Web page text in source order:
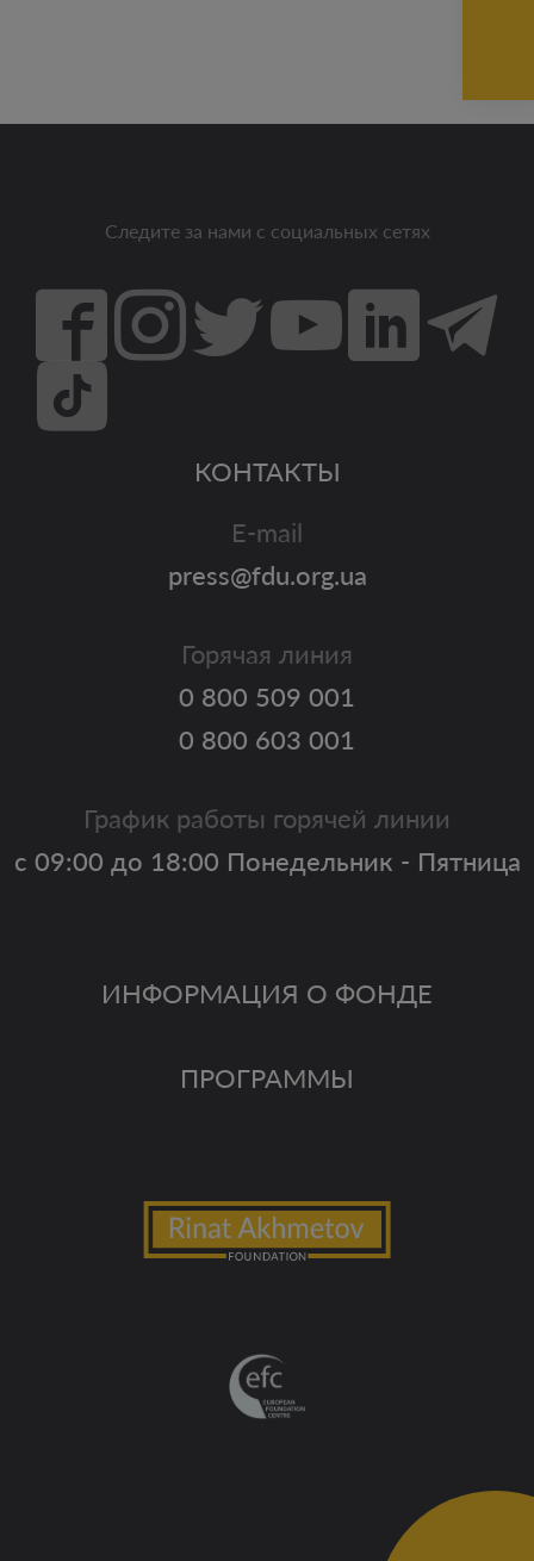
Следите за нами с социальных сетях
ИНФОРМАЦИЯ О ФОНДЕ
ПРОГРАММЫ
КОНТАКТЫ
E-mail
press@fdu.org.ua
Горячая линия
0 800 509 001
0 800 603 001
График работы горячей линии
с 09:00 до 18:00 Понедельник - Пятница